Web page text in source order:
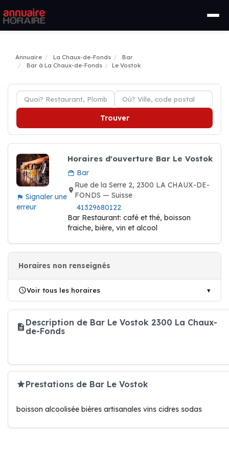
Annuaire La Chaux-de-Fonds
Bar
Bar à La Chaux-de-Fonds
Le Vostok
Trouver
Signaler une
erreur
Horaires d'ouverture Bar Le Vostok
Bar
Rue de la Serre 2, 2300 LA CHAUX-DE-
FONDS — Suisse
41329680122
Bar Restaurant: café et thé, boisson
fraiche, bière, vin et alcool
Horaires non renseignés
Voir tous les horaires
Description de Bar Le Vostok 2300 La Chaux-
de-Fonds
Prestations de Bar Le Vostok
boisson alcoolisée bières artisanales vins cidres sodas